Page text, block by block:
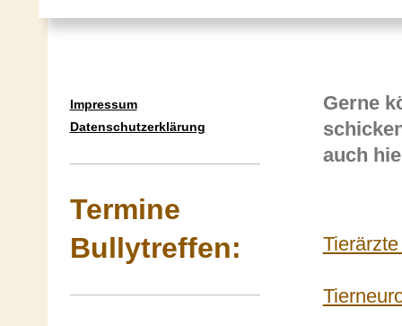
Gerne
auch
Impressum
Datenschutzerklärung
Termine
Bullytreffen: